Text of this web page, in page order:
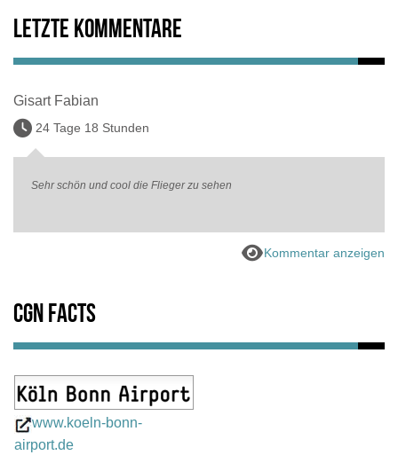
Letzte Kommentare
Gisart Fabian
24 Tage 18 Stunden
Sehr schön und cool die Flieger zu sehen
Kommentar anzeigen
CGN Facts
www.koeln-bonn-
airport.de